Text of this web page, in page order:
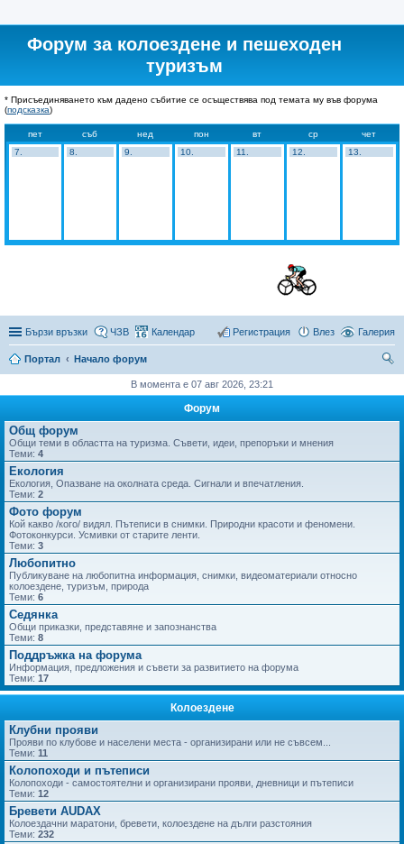
Форум за колоездене и пешеходен
туризъм
* Присъединяването към дадено събитие се осъществява под темата му във форума
(подсказка)
пет съб нед пон вт ср
чет
7.
8. 9. 10. 11. 12. 13.
Бързи връзки Галерия
ЧЗВ Календар Влез
Регистрация
Портал
Начало форум
не
В момента е 07 авг 2026, 23:21
Форум
Общ форум
Общи теми в областта на туризма. Съвети, идеи, препоръки и мнения
Теми: 4
Екология
Екология, Опазване на околната среда. Сигнали и впечатления.
Теми: 2
Фото форум
Кой какво /кого/ видял. Пътеписи в снимки. Природни красоти и феномени.
Фотоконкурси. Усмивки от старите ленти.
Теми: 3
Любопитно
Публикуване на любопитна информация, снимки, видеоматериали относно
колоездене, туризъм, природа
Теми: 6
Седянка
Общи приказки, представяне и запознанства
Теми: 8
Поддръжка на форума
Информация, предложения и съвети за развитието на форума
Теми: 17
Колоездене
Клубни прояви
Прояви по клубове и населени места - организирани или не съвсем...
Теми: 11
Колопоходи и пътеписи
Колопоходи - самостоятелни и организирани прояви, дневници и пътеписи
Теми: 12
Бревети AUDAX
Колоездачни маратони, бревети, колоездене на дълги разстояния
Теми: 232